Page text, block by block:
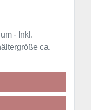
- Inkl.
ca.